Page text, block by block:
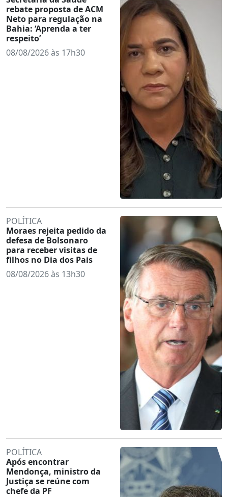
rebate proposta de ACM
Neto para regulação na
Bahia: ‘Aprenda a ter
respeito’
08/08/2026 às 17h30
POLÍTICA
Moraes rejeita pedido da
defesa de Bolsonaro
para receber visitas de
filhos no Dia dos Pais
08/08/2026 às 13h30
POLÍTICA
Após encontrar
Mendonça, ministro da
Justiça se reúne com
chefe da PF